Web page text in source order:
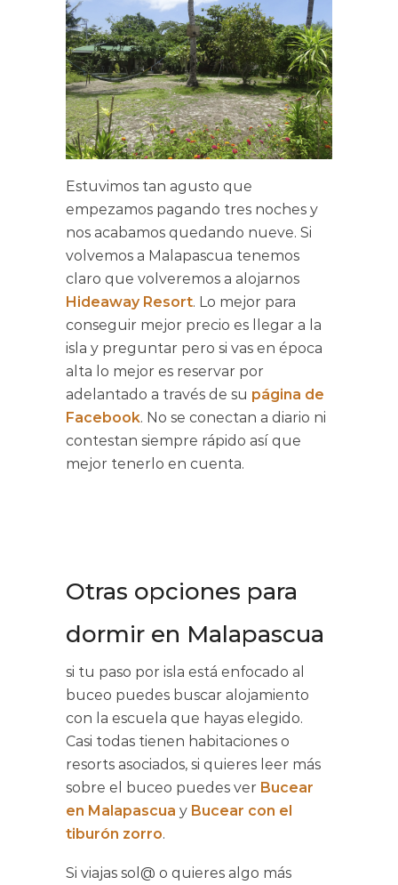
Estuvimos tan agusto que
empezamos pagando tres noches y
nos acabamos quedando nueve. Si
volvemos a Malapascua tenemos
claro que volveremos a alojarnos
Hideaway Resort. Lo mejor para
conseguir mejor precio es llegar a la
isla y preguntar pero si vas en época
alta lo mejor es reservar por
adelantado a través de su página de
Facebook. No se conectan a diario ni
contestan siempre rápido así que
mejor tenerlo en cuenta.
Otras opciones para
dormir en Malapascua
si tu paso por isla está enfocado al
buceo puedes buscar alojamiento
con la escuela que hayas elegido.
Casi todas tienen habitaciones o
resorts asociados, si quieres leer más
sobre el buceo puedes ver Bucear
en Malapascua y Bucear con el
tiburón zorro.
Si viajas sol@ o quieres algo más